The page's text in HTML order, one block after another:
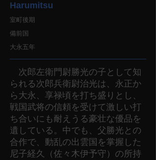
Harumitsu
室町後期
備前国
大永五年
次郎左衛門尉勝光の子として知
られる次郎兵衛尉治光は、永正か
ら大永、享禄頃を打ち盛りとし、
戦国武将の信頼を受けて激しい打
ち合いにも耐えうる豪壮な優品を
遺している。中でも、父勝光との
合作で、動乱の出雲国を掌握した
尼子経久（佐々木伊予守）の所持